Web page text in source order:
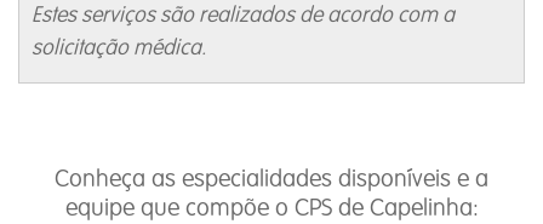
Estes serviços são realizados de acordo com a
solicitação médica.
Conheça as especialidades disponíveis e a
equipe que compõe o CPS de Capelinha: